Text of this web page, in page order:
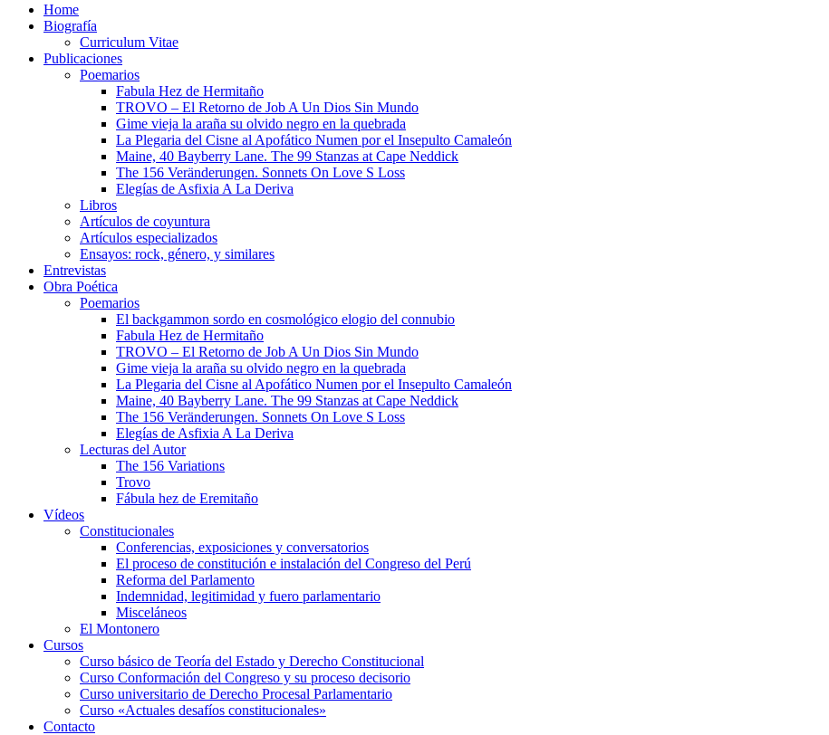
Home
Biografía
Curriculum Vitae​
Publicaciones
Poemarios
Fabula Hez de Hermitaño
TROVO – El Retorno de Job A Un Dios Sin Mundo
Gime vieja la araña su olvido negro en la quebrada
La Plegaria del Cisne al Apofático Numen por el Insepulto Camaleón
Maine, 40 Bayberry Lane. The 99 Stanzas at Cape Neddick
The 156 Veränderungen. Sonnets On Love S Loss
Elegías de Asfixia A La Deriva
Libros
Artículos de coyuntura
Artículos especializados
Ensayos: rock, género, y similares
Entrevistas
Obra Poética
Poemarios
El backgammon sordo en cosmológico elogio del connubio
Fabula Hez de Hermitaño
TROVO – El Retorno de Job A Un Dios Sin Mundo
Gime vieja la araña su olvido negro en la quebrada
La Plegaria del Cisne al Apofático Numen por el Insepulto Camaleón
Maine, 40 Bayberry Lane. The 99 Stanzas at Cape Neddick
The 156 Veränderungen. Sonnets On Love S Loss
Elegías de Asfixia A La Deriva
Lecturas del Autor
The 156 Variations
Trovo
Fábula hez de Eremitaño
Vídeos
Constitucionales
Conferencias, exposiciones y conversatorios
El proceso de constitución e instalación del Congreso del Perú
Reforma del Parlamento
Indemnidad, legitimidad y fuero parlamentario
Misceláneos
El Montonero
Cursos
Curso básico de Teoría del Estado y Derecho Constitucional
Curso Conformación del Congreso y su proceso decisorio
Curso universitario de Derecho Procesal Parlamentario
Curso «Actuales desafíos constitucionales»
Contacto